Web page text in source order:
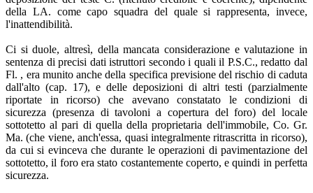
della LA. come capo squadra del quale si rappresenta, invece,
l'inattendibilità.
Ci si duole, altresì, della mancata considerazione e valutazione in
sentenza di precisi dati istruttori secondo i quali il P.S.C., redatto dal
Fl. , era munito anche della specifica previsione del rischio di caduta
dall'alto (cap. 17), e delle deposizioni di altri testi (parzialmente
riportate in ricorso) che avevano constatato le condizioni di
sicurezza (presenza di tavoloni a copertura del foro) del locale
sottotetto al pari di quella della proprietaria dell'immobile, Co. Gr.
Ma. (che viene, anch'essa, quasi integralmente ritrascritta in ricorso),
da cui si evinceva che durante le operazioni di pavimentazione del
sottotetto, il foro era stato costantemente coperto, e quindi in perfetta
sicurezza.